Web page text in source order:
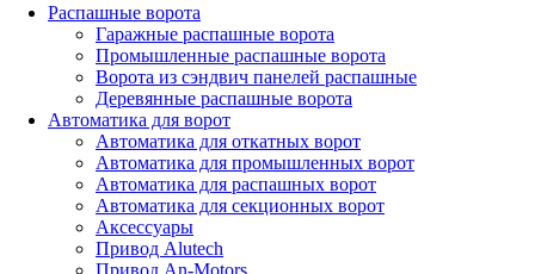
Распашные ворота
Гаражные распашные ворота
Промышленные распашные ворота
Ворота из сэндвич панелей распашные
Деревянные распашные ворота
Автоматика для ворот
Автоматика для откатных ворот
Автоматика для промышленных ворот
Автоматика для распашных ворот
Автоматика для секционных ворот
Аксессуары
Привод Alutech
Привод An-Motors